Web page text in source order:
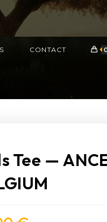
CONTACT
Tee —